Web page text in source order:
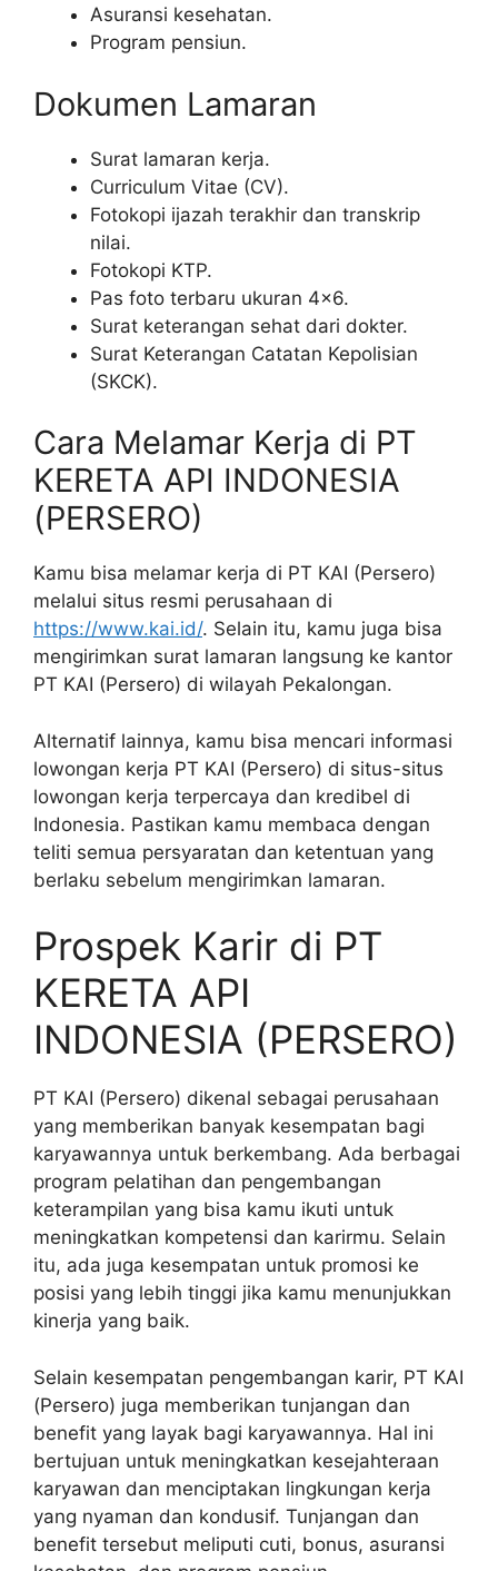
Asuransi kesehatan.
Program pensiun.
Dokumen Lamaran
Surat lamaran kerja.
Curriculum Vitae (CV).
Fotokopi ijazah terakhir dan transkrip
nilai.
Fotokopi KTP.
Pas foto terbaru ukuran 4×6.
Surat keterangan sehat dari dokter.
Surat Keterangan Catatan Kepolisian
(SKCK).
Cara Melamar Kerja di PT
KERETA API INDONESIA
(PERSERO)
Kamu bisa melamar kerja di PT KAI (Persero)
melalui situs resmi perusahaan di
https://www.kai.id/. Selain itu, kamu juga bisa
mengirimkan surat lamaran langsung ke kantor
PT KAI (Persero) di wilayah Pekalongan.
Alternatif lainnya, kamu bisa mencari informasi
lowongan kerja PT KAI (Persero) di situs-situs
lowongan kerja terpercaya dan kredibel di
Indonesia. Pastikan kamu membaca dengan
teliti semua persyaratan dan ketentuan yang
berlaku sebelum mengirimkan lamaran.
Prospek Karir di PT
KERETA API
INDONESIA (PERSERO)
PT KAI (Persero) dikenal sebagai perusahaan
yang memberikan banyak kesempatan bagi
karyawannya untuk berkembang. Ada berbagai
program pelatihan dan pengembangan
keterampilan yang bisa kamu ikuti untuk
meningkatkan kompetensi dan karirmu. Selain
itu, ada juga kesempatan untuk promosi ke
posisi yang lebih tinggi jika kamu menunjukkan
kinerja yang baik.
Selain kesempatan pengembangan karir, PT KAI
(Persero) juga memberikan tunjangan dan
benefit yang layak bagi karyawannya. Hal ini
bertujuan untuk meningkatkan kesejahteraan
karyawan dan menciptakan lingkungan kerja
yang nyaman dan kondusif. Tunjangan dan
benefit tersebut meliputi cuti, bonus, asuransi